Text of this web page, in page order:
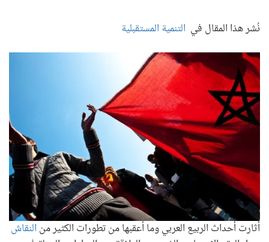
نُشر هذا المقال في التنمية المستقبلية
أثارت أحداث الربيع العربي وما أعقبها من تطورات الكثير من النقاش